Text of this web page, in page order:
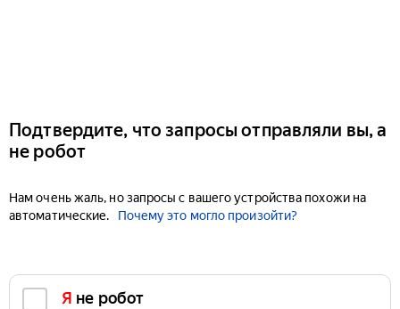
Подтвердите, что запросы отправляли вы, а
не робот
Нам очень жаль, но запросы с вашего устройства похожи на
автоматические.
Почему это могло произойти?
Я не робот